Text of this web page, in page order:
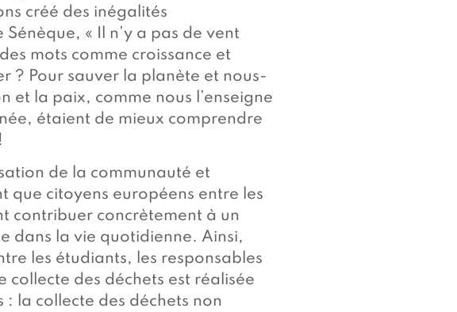
créé des inégalités
« Il n’y a pas de vent
mots comme croissance et
? Pour sauver la planète et nous-
et la paix, comme nous l’enseigne
étaient de mieux comprendre
de la communauté et
que citoyens européens entre les
contribuer concrètement à un
dans la vie quotidienne. Ainsi,
les étudiants, les responsables
collecte des déchets est réalisée
: la collecte des déchets non